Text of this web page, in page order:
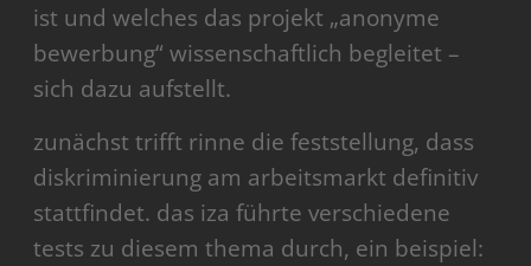
ist und welches das projekt „anonyme
bewerbung“ wissenschaftlich begleitet –
sich dazu aufstellt.
zunächst trifft rinne die feststellung, dass
diskriminierung am arbeitsmarkt definitiv
stattfindet. das iza führte verschiedene
tests zu diesem thema durch, ein beispiel: